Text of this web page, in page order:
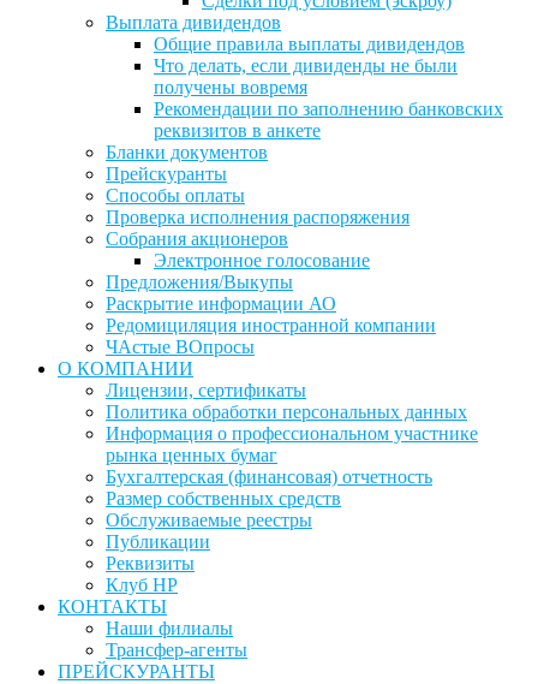
Выплата дивидендов
Общие правила выплаты дивидендов
Что делать, если дивиденды не были
получены вовремя
Рекомендации по заполнению банковских
реквизитов в анкете
Бланки документов
Прейскуранты
Способы оплаты
Проверка исполнения распоряжения
Собрания акционеров
Электронное голосование
Предложения/Выкупы
Раскрытие информации АО
Редомициляция иностранной компании
ЧАстые ВОпросы
О КОМПАНИИ
Лицензии, сертификаты
Политика обработки персональных данных
Информация о профессиональном участнике
рынка ценных бумаг
Бухгалтерская (финансовая) отчетность
Размер собственных средств
Обслуживаемые реестры
Публикации
Реквизиты
Клуб НР
КОНТАКТЫ
Наши филиалы
Трансфер-агенты
ПРЕЙСКУРАНТЫ